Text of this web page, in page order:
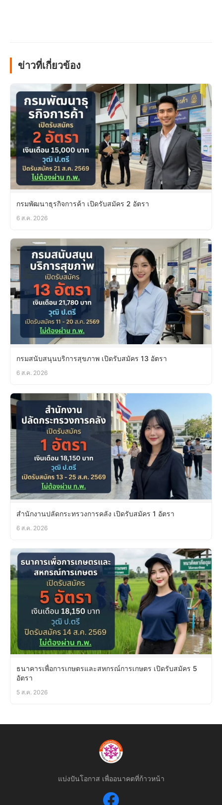
ข่าวที่เกี่ยวข้อง
กรมพัฒนาธุรกิจการค้า เปิดรับสมัคร 2 อัตรา
6 ส.ค. 2026
กรมสนับสนุนบริการสุขภาพ เปิดรับสมัคร 13 อัตรา
6 ส.ค. 2026
สำนักงานปลัดกระทรวงการคลัง เปิดรับสมัคร 1 อัตรา
6 ส.ค. 2026
ธนาคารเพื่อการเกษตรและสหกรณ์การเกษตร เปิดรับสมัคร 5
อัตรา
5 ส.ค. 2026
แบ่งปันโอกาส เพื่ออนาคตที่ก้าวหน้า